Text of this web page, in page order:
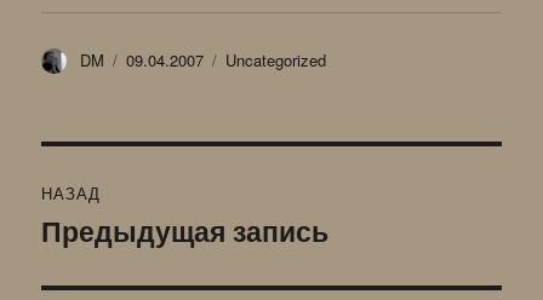
Автор
DM Опубликовано
09.04.2007 Рубрики
Uncategorized
по
НАЗАД
Предыдущая
Предыдущая запись